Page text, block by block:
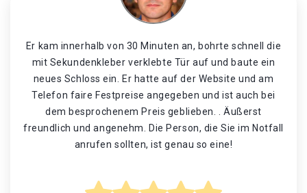
Er kam innerhalb von 30 Minuten an, bohrte schnell die
mit Sekundenkleber verklebte Tür auf und baute ein
neues Schloss ein. Er hatte auf der Website und am
Telefon faire Festpreise angegeben und ist auch bei
dem besprochenem Preis geblieben. . Äußerst
freundlich und angenehm. Die Person, die Sie im Notfall
anrufen sollten, ist genau so eine!